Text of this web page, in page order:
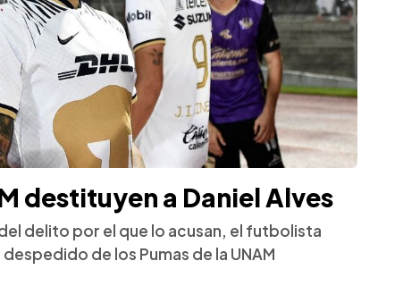
destituyen a Daniel Alves
delito por el que lo acusan, el futbolista
de los Pumas de la UNAM